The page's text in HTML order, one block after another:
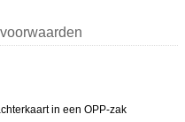
in een OPP-zak